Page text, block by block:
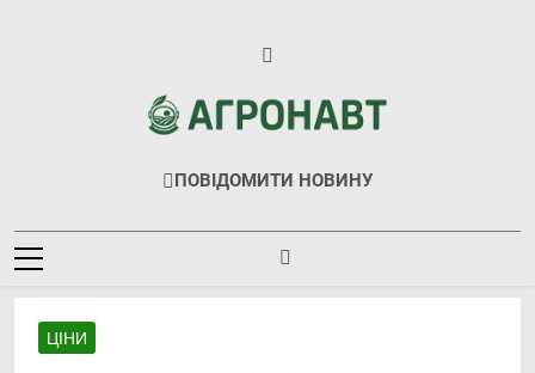
Агронавт
Новини Українського Агробізнесу
ПОВІДОМИТИ НОВИНУ
ЦІНИ